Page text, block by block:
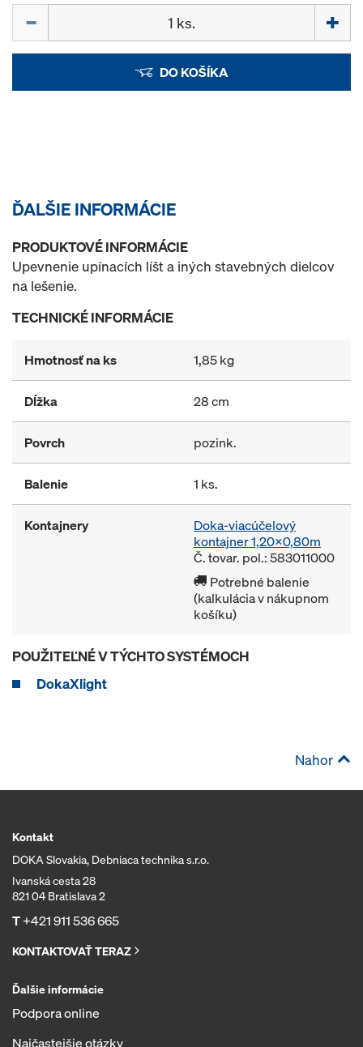
DO KOŠÍKA
ĎALŠIE INFORMÁCIE
PRODUKTOVÉ INFORMÁCIE
Upevnenie upínacích líšt a iných stavebných dielcov
na lešenie.
TECHNICKÉ INFORMÁCIE
Hmotnosť na ks 1,85 kg
Dĺžka 28 cm
Povrch pozink.
Balenie 1 ks.
Kontajnery
Doka-viacúčelový
kontajner 1,20x0,80m
Č. tovar. pol.: 583011000
Potrebné balenie
(kalkulácia v nákupnom
košíku)
POUŽITEĽNÉ V TÝCHTO SYSTÉMOCH
DokaXlight
Nahor
Kontakt
DOKA Slovakia, Debniaca technika s.r.o.
Ivanská cesta 28
821 04 Bratislava 2
T+421 911 536 665
KONTAKTOVAŤ TERAZ
Ďalšie informácie
Podpora online
Najčastejšie otázky